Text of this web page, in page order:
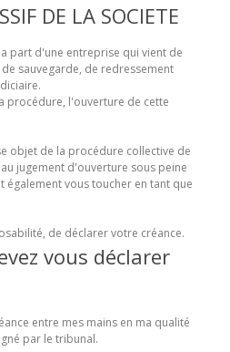
DE LA SOCIETE
part d'une entreprise qui vient de
sauvegarde, de redressement
procédure, l'ouverture de cette
objet de la procédure collective de
jugement d'ouverture sous peine
également vous toucher en tant que
de déclarer votre créance.
vous déclarer
entre mes mains en ma qualité
par le tribunal.